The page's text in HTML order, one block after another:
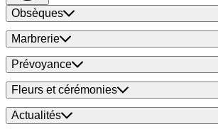
Obsèques
Marbrerie
Prévoyance
Fleurs et cérémonies
Actualités